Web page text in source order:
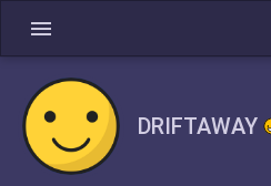
menu
DRIFTAWAY